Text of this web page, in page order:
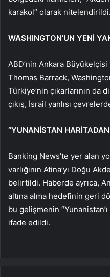
karakol” olarak nitelendirildi.
WASHINGTON’UN YENİ
ABD’nin Ankara
Thomas Barrack,
Türkiye’nin çıkarlarının da
çıkış, İsrail yanlısı
“YUNANİSTAN HARİTADAN
Banking News’te yer alan
varlığının Atina’yı Doğu
belirtildi. Haberde ayrıca,
altına alma hedefinin geri
bu gelişmenin
ifade edildi.